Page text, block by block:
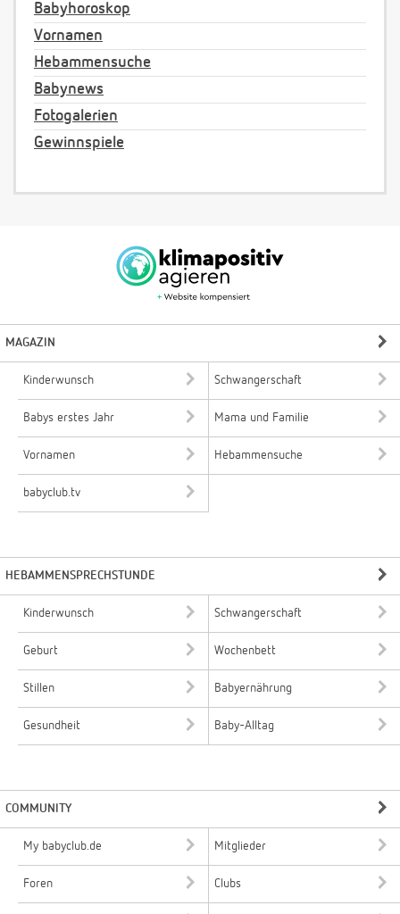
Babyhoroskop
Vornamen
Hebammensuche
Babynews
Fotogalerien
Gewinnspiele
MAGAZIN
Kinderwunsch Schwangerschaft
Babys erstes Jahr Mama und Familie
Vornamen Hebammensuche
babyclub.tv
HEBAMMENSPRECHSTUNDE
Kinderwunsch Schwangerschaft
Geburt Wochenbett
Stillen Babyernährung
Gesundheit Baby-Alltag
COMMUNITY
My babyclub.de Mitglieder
Foren Clubs